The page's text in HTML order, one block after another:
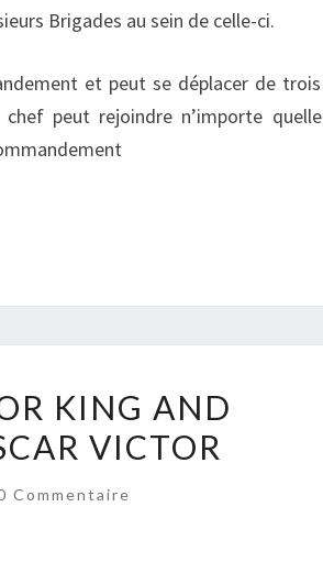
Brigades au sein de celle-ci.
et peut se déplacer de trois
peut rejoindre n’importe quelle
KING AND
VICTOR
Commentaire